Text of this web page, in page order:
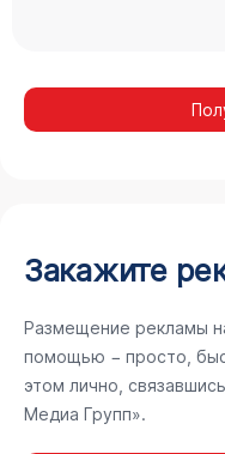
Закажите
Размещение рекламы
помощью − просто,
этом лично,
Медиа Групп».